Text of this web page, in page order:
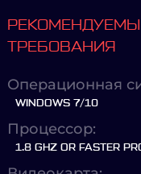
ТРЕБОВАНИЯ
Операционная
WINDOWS 7/10
Процессор:
1.8 GHZ OR FASTER